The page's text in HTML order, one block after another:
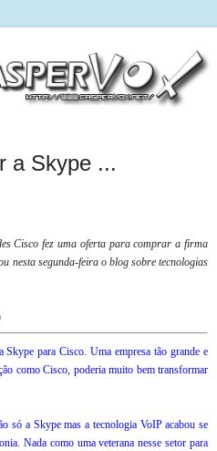
a Skype ...
Cisco fez uma oferta para comprar a firma
nesta segunda-feira o blog sobre tecnologias
para Cisco. Uma empresa tão grande e
como Cisco, poderia muito bem transformar
só a Skype mas a tecnologia VoIP acabou se
Nada como uma veterana nesse setor para